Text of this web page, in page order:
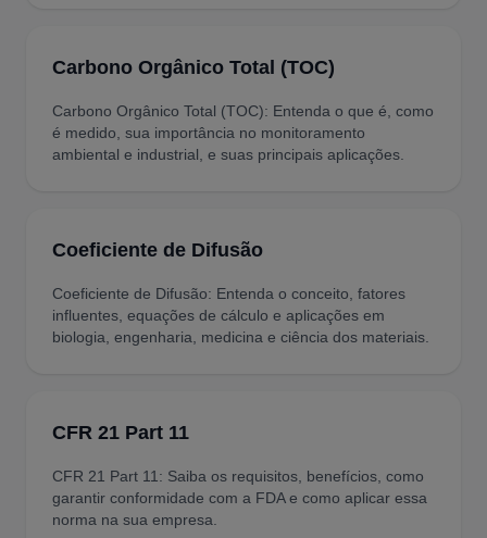
Carbono Orgânico Total (TOC)
Carbono Orgânico Total (TOC): Entenda o que é, como
é medido, sua importância no monitoramento
ambiental e industrial, e suas principais aplicações.
Coeficiente de Difusão
Coeficiente de Difusão: Entenda o conceito, fatores
influentes, equações de cálculo e aplicações em
biologia, engenharia, medicina e ciência dos materiais.
CFR 21 Part 11
CFR 21 Part 11: Saiba os requisitos, benefícios, como
garantir conformidade com a FDA e como aplicar essa
norma na sua empresa.